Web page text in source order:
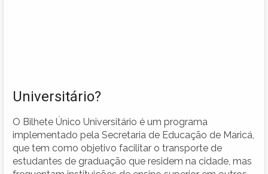
Universitário?
O Bilhete Único Universitário é um programa
implementado pela Secretaria de Educação de Maricá,
que tem como objetivo facilitar o transporte de
estudantes de graduação que residem na cidade, mas